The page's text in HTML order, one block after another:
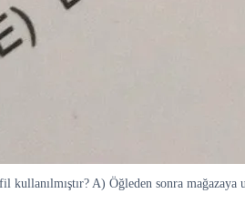
kullanılmıştır? A) Öğleden sonra